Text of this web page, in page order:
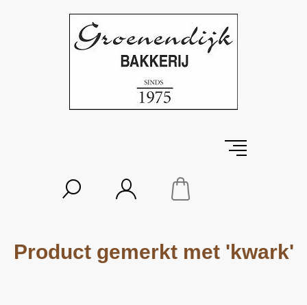
Product gemerkt met 'kwark'